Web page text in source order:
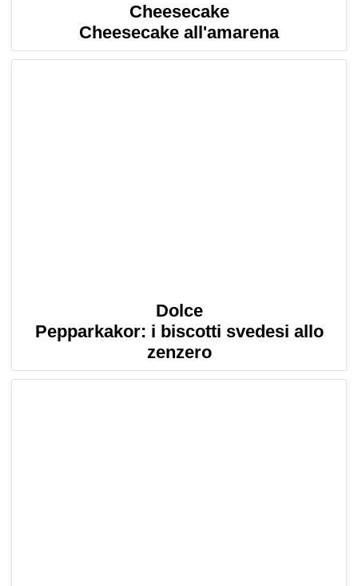
Cheesecake
Cheesecake all'amarena
Dolce
Pepparkakor: i biscotti svedesi allo
zenzero